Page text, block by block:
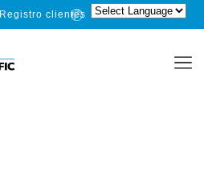
Registro clientes